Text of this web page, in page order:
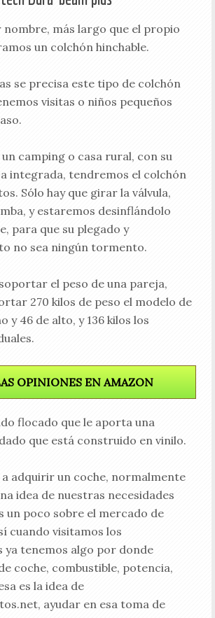
nombre, más largo que el propio
un colchón hinchable.
se precisa este tipo de colchón
visitas o niños pequeños
camping o casa rural, con su
integrada, tendremos el colchón
Sólo hay que girar la válvula,
y estaremos desinflándolo
para que su plegado y
no sea ningún tormento.
el peso de una pareja,
270 kilos de peso el modelo de
y 46 de alto, y 136 kilos los
OPINIONES EN AMAZON
flocado que le aporta una
que está construido en vinilo.
a adquirir un coche, normalmente
idea de nuestras necesidades
un poco sobre el mercado de
cuando visitamos los
ya tenemos algo por donde
coche, combustible, potencia,
es la idea de
ayudar en esa toma de